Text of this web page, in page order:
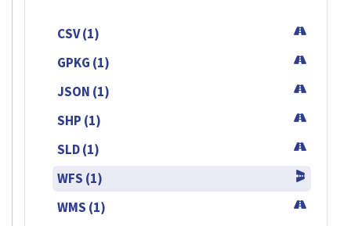
CSV (1)
GPKG (1)
JSON (1)
SHP (1)
SLD (1)
WFS (1)
WMS (1)